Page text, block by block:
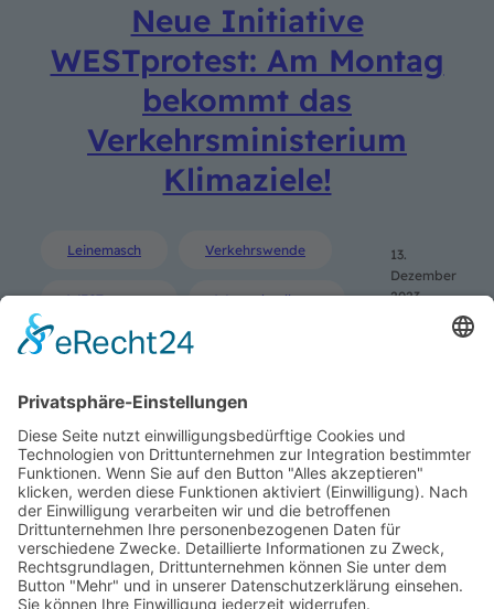
Neue Initiative
WESTprotest: Am Montag
bekommt das
Verkehrsministerium
Klimaziele!
Leinemasch Verkehrswende
WESTprotest Westschnellweg
13.
Dezember
2023
SUCHE
Search